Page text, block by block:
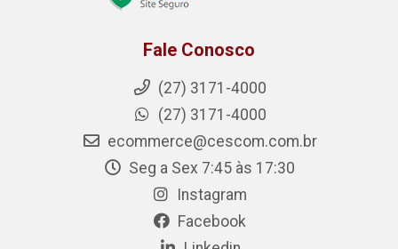
Fale Conosco
(27) 3171-4000
(27) 3171-4000
ecommerce@cescom.com.br
Seg a Sex 7:45 às 17:30
Instagram
Facebook